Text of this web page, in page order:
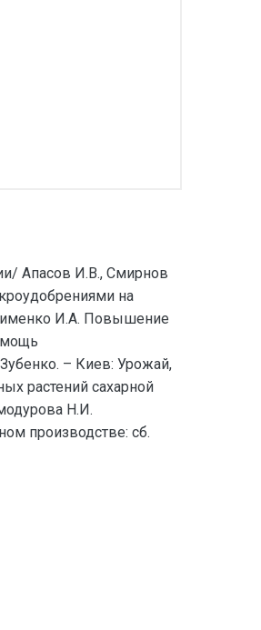
Апасов И.В., Смирнов
на
И.А. Повышение
– Киев: Урожай,
растений сахарной
Н.И.
производстве: сб.